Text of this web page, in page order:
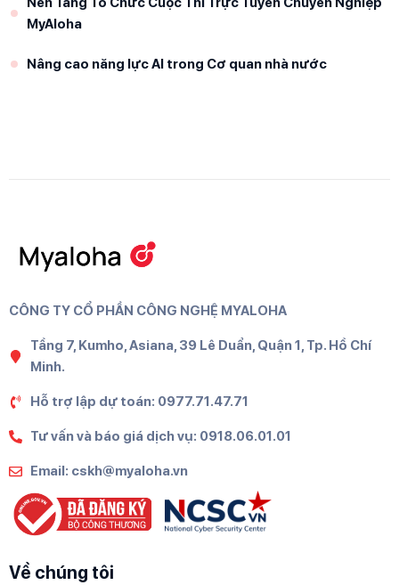
MyAloha
Nâng cao năng lực AI trong Cơ quan nhà nước
CÔNG TY CỔ PHẦN CÔNG NGHỆ MYALOHA
Tầng 7, Kumho, Asiana, 39 Lê Duẩn, Quận 1, Tp. Hồ Chí
Minh.
Hỗ trợ lập dự toán: 0977.71.47.71
Tư vấn và báo giá dịch vụ: 0918.06.01.01
Email: cskh@myaloha.vn
Về chúng tôi